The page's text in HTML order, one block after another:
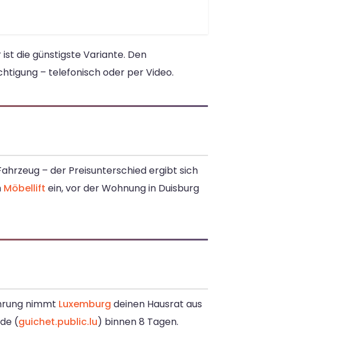
die günstigste Variante. Den
– telefonisch oder per Video.
– der Preisunterschied ergibt sich
Möbellift ein, vor der Wohnung in Duisburg
nimmt Luxemburg deinen Hausrat aus
(guichet.public.lu) binnen 8 Tagen.